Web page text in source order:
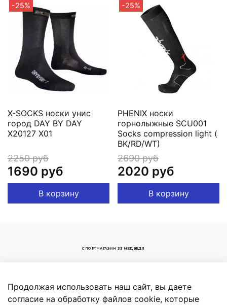
-25%
X-SOCKS носки унис
город DAY BY DAY
X20127 X01
2250 руб
1690 руб
В корзину
-25%
PHENIX носки
горнолыжные SCU001
Socks compression light (
BK/RD/WT)
2690 руб
2020 руб
В корзину
Россия, Республика Башкортостан,
СПОРТМАГАЗИН 33 МЕДВЕДЯ
Продолжая использовать наш сайт, вы даете
согласие на обработку файлов cookie, которые